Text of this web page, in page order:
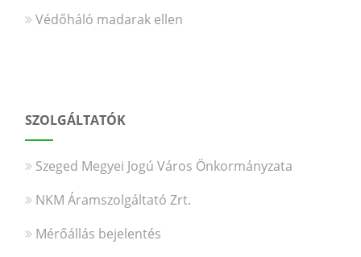
Védőháló madarak ellen
SZOLGÁLTATÓK
Szeged Megyei Jogú Város Önkormányzata
NKM Áramszolgáltató Zrt.
Mérőállás bejelentés